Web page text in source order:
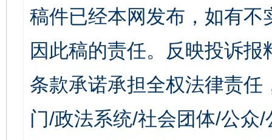
稿件已经本网发布，如有
因此稿的责任。反映投诉
条款承诺承担全权法律责
门/政法系统/社会团体/公众